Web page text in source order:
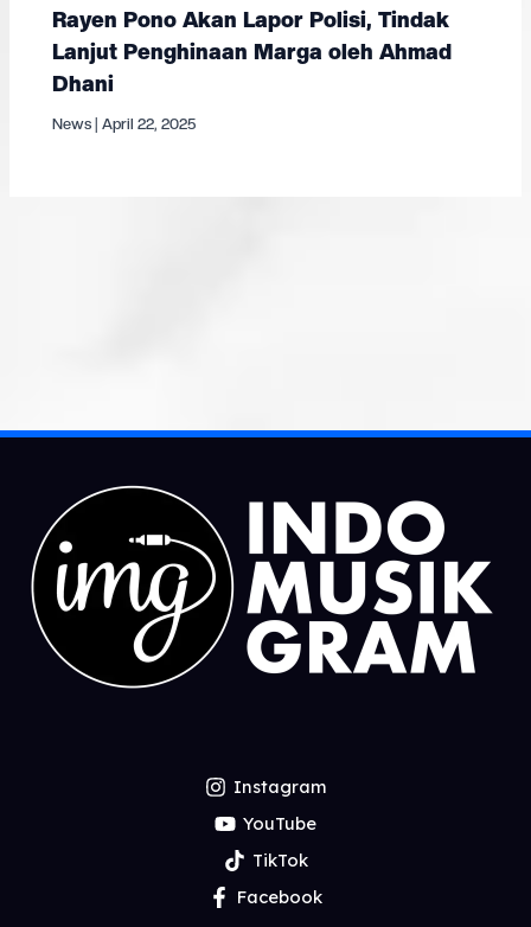
Rayen Pono Akan Lapor Polisi, Tindak
Lanjut Penghinaan Marga oleh Ahmad
Dhani
News |April 22, 2025
Instagram
YouTube
TikTok
Facebook